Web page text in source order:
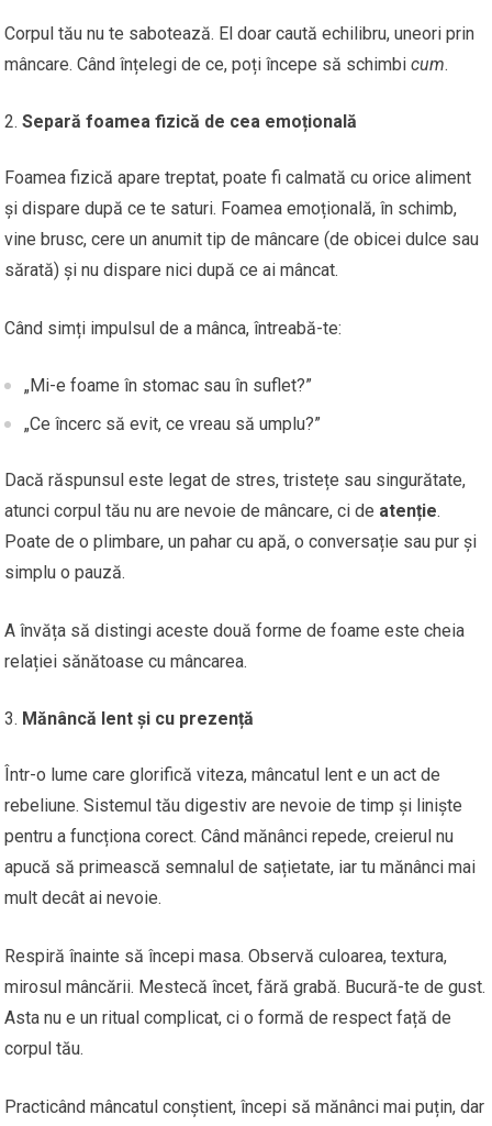
Corpul tău nu te sabotează. El doar caută echilibru, uneori prin
mâncare. Când înțelegi de ce, poți începe să schimbicum.
Separă foamea fizică de cea emoțională
Foamea fizică apare treptat, poate fi calmată cu orice aliment
și dispare după ce te saturi. Foamea emoțională, în schimb,
vine brusc, cere un anumit tip de mâncare (de obicei dulce sau
sărată) și nu dispare nici după ce ai mâncat.
Când simți impulsul de a mânca, întreabă-te:
„Mi-e foame în stomac sau în suflet?”
„Ce încerc să evit, ce vreau să umplu?”
Dacă răspunsul este legat de stres, tristețe sau singurătate,
atunci corpul tău nu are nevoie de mâncare, ci de atenție.
Poate de o plimbare, un pahar cu apă, o conversație sau pur și
simplu o pauză.
A învăța să distingi aceste două forme de foame este cheia
relației sănătoase cu mâncarea.
Mănâncă lent și cu prezență
Într-o lume care glorifică viteza, mâncatul lent e un act de
rebeliune. Sistemul tău digestiv are nevoie de timp și liniște
pentru a funcționa corect. Când mănânci repede, creierul nu
apucă să primească semnalul de sațietate, iar tu mănânci mai
mult decât ai nevoie.
Respiră înainte să începi masa. Observă culoarea, textura,
mirosul mâncării. Mestecă încet, fără grabă. Bucură-te de gust.
Asta nu e un ritual complicat, ci o formă de respect față de
corpul tău.
Practicând mâncatul conștient, începi să mănânci mai puțin, dar